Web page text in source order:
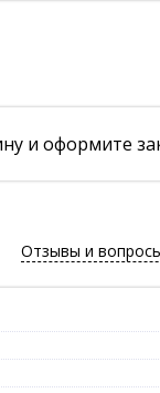
и оформите
Отзывы и